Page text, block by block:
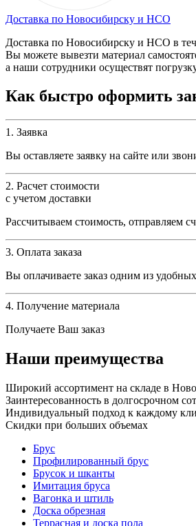
Доставка по Новосибирску и НСО
Доставка по Новосибирску и НСО в
Вы можете вывезти материал
а наши сотрудники осуществят
Как быстро оформить
1. Заявка
Вы оставляете заявку на сайте или
2. Расчет стоимости
с учетом доставки
Рассчитываем стоимость, отправляем
3. Оплата заказа
Вы оплачиваете заказ одним из
4. Получение материала
Получаете Ваш заказ
Наши преимущества
Широкий ассортимент на складе в
Заинтересованность в долгосрочном
Индивидуальный подход к каждому
Скидки при больших объемах
Брус
Профилированный брус
Брусок и шканты
Имитация бруса
Вагонка и штиль
Доска обрезная
Террасная и доска пола